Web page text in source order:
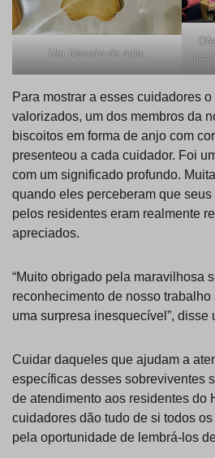
Um biscoito de anjo.
aos
Para mostrar a esses cuidadores
valorizados, um dos membros da
biscoitos em forma de anjo com
presenteou a cada cuidador. Foi
com um significado profundo.
quando eles perceberam que
pelos residentes eram realmente
apreciados.
“Muito obrigado pela maravilhosa
reconhecimento de nosso
uma surpresa inesquecível”, disse
Cuidar daqueles que ajudam a
específicas desses sobreviventes
de atendimento aos residentes do
cuidadores dão tudo de si todos
pela oportunidade de lembrá-los